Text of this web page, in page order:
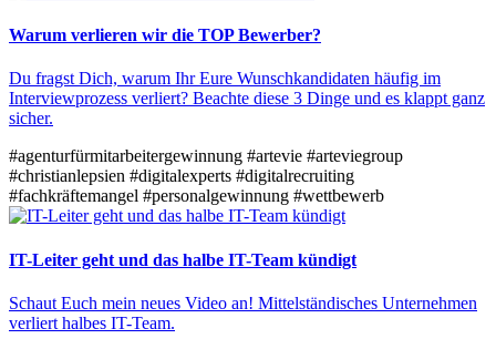
Warum verlieren wir die TOP Bewerber?
Du fragst Dich, warum Ihr Eure Wunschkandidaten häufig im
Interviewprozess verliert? Beachte diese 3 Dinge und es klappt ganz
sicher.
#agenturfürmitarbeitergewinnung #artevie #arteviegroup
#christianlepsien #digitalexperts #digitalrecruiting
#fachkräftemangel #personalgewinnung #wettbewerb
IT-Leiter geht und das halbe IT-Team kündigt
Schaut Euch mein neues Video an! Mittelständisches Unternehmen
verliert halbes IT-Team.